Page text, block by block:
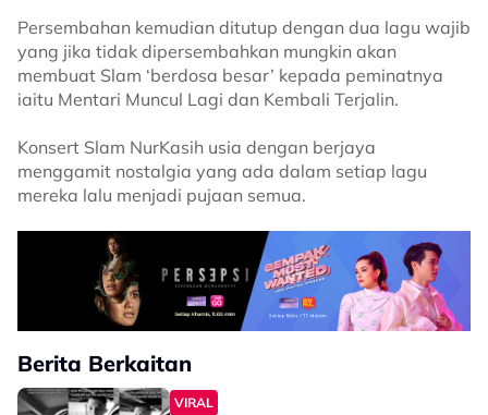
Persembahan kemudian ditutup dengan dua lagu wajib
yang jika tidak dipersembahkan mungkin akan
membuat Slam ‘berdosa besar’ kepada peminatnya
iaitu Mentari Muncul Lagi dan Kembali Terjalin.
Konsert Slam NurKasih usia dengan berjaya
menggamit nostalgia yang ada dalam setiap lagu
mereka lalu menjadi pujaan semua.
Berita Berkaitan
VIRAL